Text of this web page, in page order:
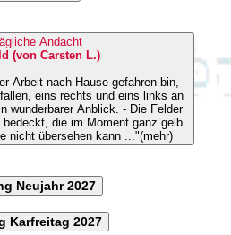
Andacht
(von Carsten L.)
Arbeit nach Hause gefahren bin,
eins rechts und eins links an
Anblick. - Die Felder
die im Moment ganz gelb
nicht übersehen kann ..."(mehr)
Neujahr 2027
Karfreitag 2027